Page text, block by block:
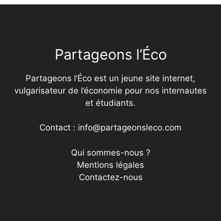
Partageons l’Éco
Partageons l’Éco est un jeune site internet,
vulgarisateur de l’économie pour nos internautes
et étudiants.
Contact : info@partageonsleco.com
Qui sommes-nous ?
Mentions légales
Contactez-nous